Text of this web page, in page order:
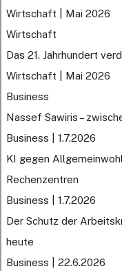
Wirtschaft | Mai 2026
Wirtschaft
Das 21. Jahrhundert
Wirtschaft | Mai 2026
Business
Nassef Sawiris –
Business | 1.7.2026
KI gegen
Rechenzentren
Business | 1.7.2026
Der Schutz der
heute
Business | 22.6.2026